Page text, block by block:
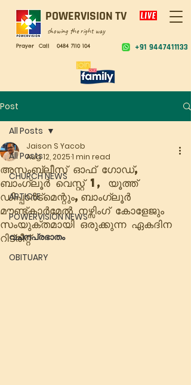
POWERVISION TV
showing the right way
+91 9447411133
Prayer Call 0484 7110 104
Post
All Posts
CHURCH NEWS
ARTICLE
POWERVISION NEWS
വചനപ്രഭാതം
OBITUARY
All Posts
അസംബ്ലീസ് ഓഫ് ഗോഡ്,
ബാംഗ്ലൂർ വെസ്റ്റ് 1, യൂത്ത്
ഡിപ്പാർട്മെന്റും,ബാംഗ്ലൂർ
മൗണ്ട്കാർമേൽ നഴ്സിംഗ് കോളേജും
സംയുക്തമായി ഒരുക്കുന്ന ഏകദിന
റിട്രീറ്റ്‌
Jaison S Yacob
Aug 12, 20251 min read